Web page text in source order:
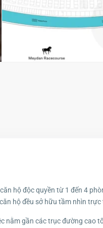
hộ độc quyền từ 1 đến 4
hộ đều sở hữu tầm nhìn
nằm gần các trục đường cao